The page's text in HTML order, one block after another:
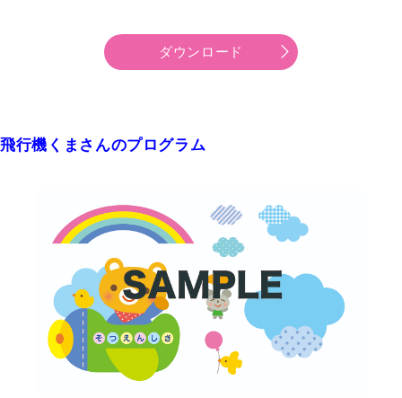
ダウンロード
飛行機くまさんのプログラム